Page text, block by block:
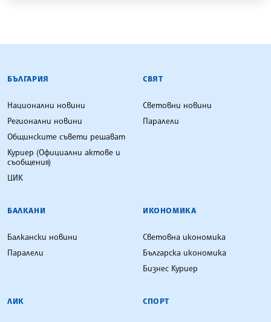
БЪЛГАРСКА ТЕЛЕГРАФНА АГЕНЦИЯ
БЪЛГАРИЯ
Национални новини
Регионални новини
Общинските съвети решават
Куриер (Официални актове и
съобщения)
ЦИК
СВЯТ
Световни новини
Паралели
БАЛКАНИ
Балкански новини
Паралели
ИКОНОМИКА
Световна икономика
Българска икономика
Бизнес Куриер
ЛИК СПОРТ